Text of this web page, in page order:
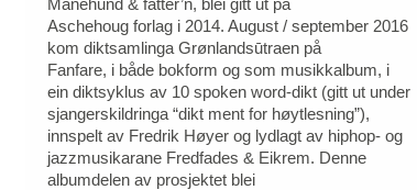
Månehund & fatter’n, blei gitt ut på
Aschehoug forlag i 2014. August / september 2016
kom diktsamlinga Grønlandsūtraen på
Fanfare, i både bokform og som musikkalbum, i
ein diktsyklus av 10 spoken word-dikt (gitt ut under
sjangerskildringa “dikt ment for høytlesning”),
innspelt av Fredrik Høyer og lydlagt av hiphop- og
jazzmusikarane Fredfades & Eikrem. Denne
albumdelen av prosjektet blei